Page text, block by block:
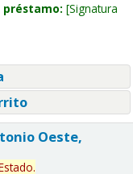
préstamo: Signatura
Oeste,
.